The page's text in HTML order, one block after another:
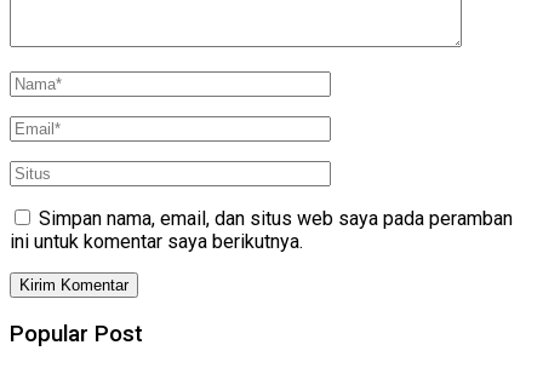
Simpan nama, email, dan situs web saya pada peramban
ini untuk komentar saya berikutnya.
Popular Post